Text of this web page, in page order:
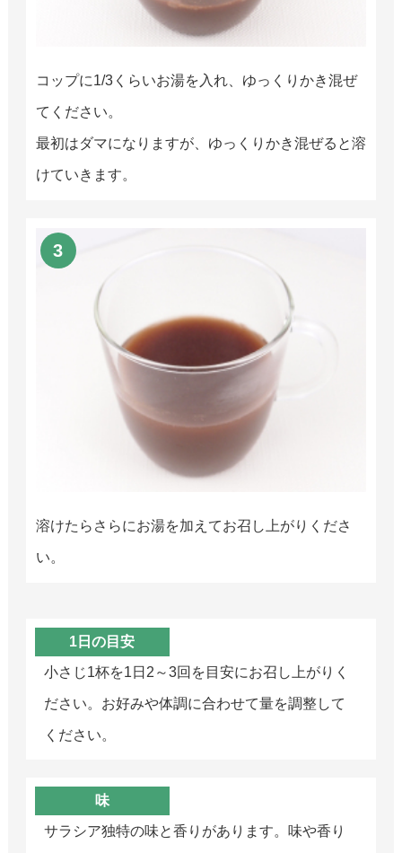
コップに1/3くらいお湯を入れ、ゆっくりかき混ぜ
てください。
最初はダマになりますが、ゆっくりかき混ぜると溶
けていきます。
溶けたらさらにお湯を加えてお召し上がりくださ
い。
1日の目安
小さじ1杯を1日2～3回を目安にお召し上がりく
ださい。お好みや体調に合わせて量を調整して
ください。
味
サラシア独特の味と香りがあります。味や香り